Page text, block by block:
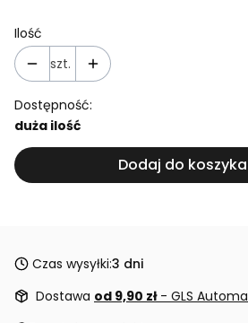
Ilość
szt.
Dostępność:
duża ilość
Dodaj do koszyka
Czas wysyłki:3 dni
Dostawa od 9,90 zł - GLS